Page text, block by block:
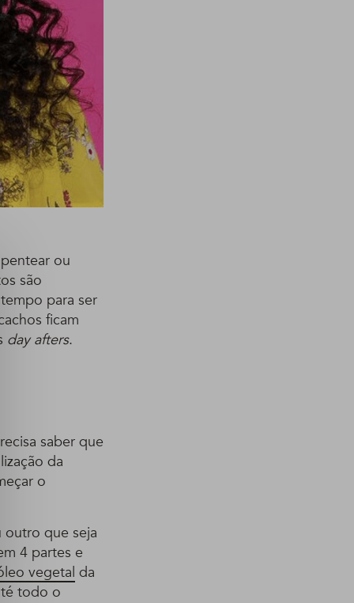
ou
são
para ser
ficam
day afters.
saber que
da
o
outro que seja
4 partes e
vegetal da
todo o